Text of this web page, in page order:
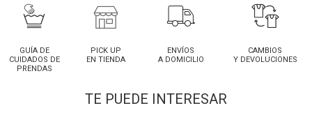
GUÍA DE
CUIDADOS DE
PRENDAS
PICK UP
EN TIENDA
ENVÍOS
A DOMICILIO
CAMBIOS
Y DEVOLUCIONES
TE PUEDE INTERESAR